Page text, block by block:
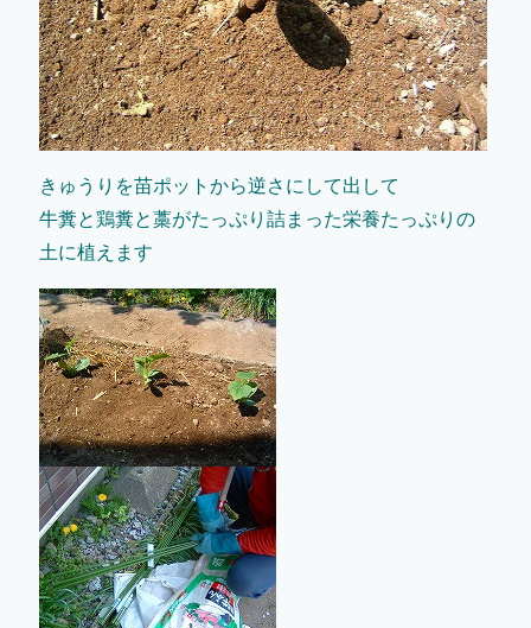
きゅうりを苗ポットから逆さにして出して
牛糞と鶏糞と藁がたっぷり詰まった栄養たっぷりの
土に植えます